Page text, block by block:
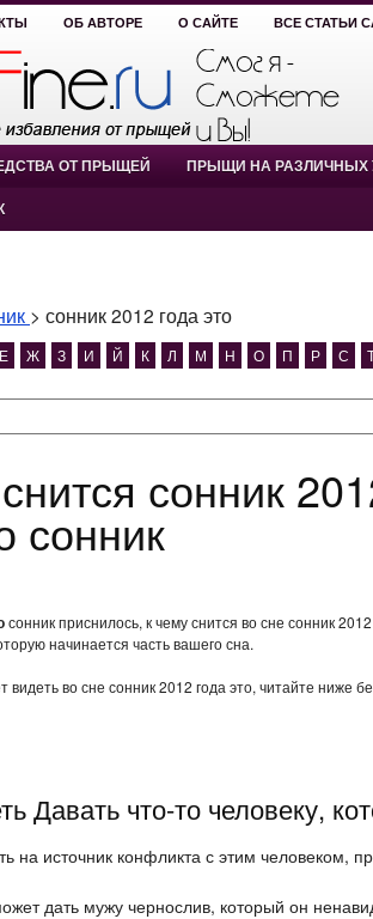
ОБ АВТОРЕ О САЙТЕ ВСЕ СТАТЬИ
ОТ ПРЫЩЕЙ ПРЫЩИ НА РАЗЛИЧНЫХ
> сонник 2012 года это
Е Ж З И Й К Л М Н О П Р С
сонник
сонник приснилось, к чему снится во сне сонник
начинается часть вашего сна.
видеть во сне сонник 2012 года это, читайте ниже
Давать что-то человеку,
на источник конфликта с этим человеком,
дать мужу чернослив, который он